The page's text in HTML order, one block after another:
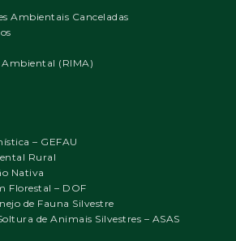
Ambientais Canceladas
(RIMA)
– GEFAU
Rural
Nativa
Florestal – DOF
de Fauna Silvestre
de Animais Silvestres – ASAS